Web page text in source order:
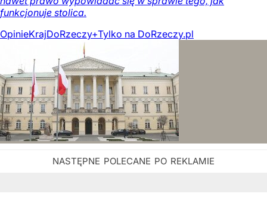
funkcjonuje stolica.
OpinieKrajDoRzeczy+Tylko na DoRzeczy.pl